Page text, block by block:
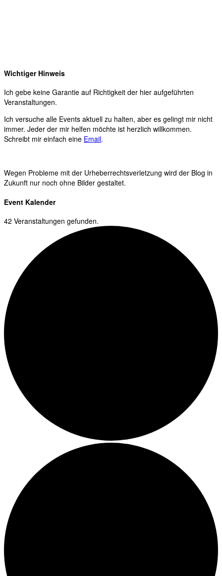
Wichtiger Hinweis
Ich gebe keine Garantie auf Richtigkeit der hier aufgeführten
Veranstaltungen.
Ich versuche alle Events aktuell zu halten, aber es gelingt mir nicht
immer. Jeder der mir helfen möchte ist herzlich willkommen.
Schreibt mir einfach eine Email.
Wegen Probleme mit der Urheberrechtsverletzung wird der Blog in
Zukunft nur noch ohne Bilder gestaltet.
Event Kalender
42 Veranstaltungen gefunden.